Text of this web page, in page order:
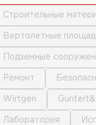
строительные
вертолетные
подземные
ремонт
Wirtgen
лаборатория